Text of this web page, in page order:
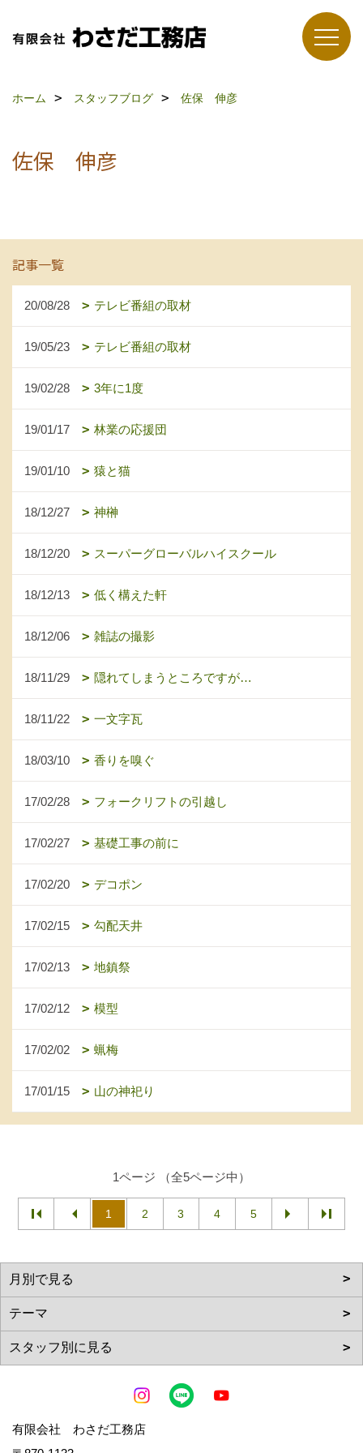
ホーム スタッフブログ 佐保 伸彦
佐保 伸彦
記事一覧
20/08/28 テレビ番組の取材
19/05/23 テレビ番組の取材
19/02/28 3年に1度
19/01/17 林業の応援団
19/01/10 猿と猫
18/12/27 神榊
18/12/20 スーパーグローバルハイスクール
18/12/13 低く構えた軒
18/12/06 雑誌の撮影
18/11/29 隠れてしまうところですが…
18/11/22 一文字瓦
18/03/10 香りを嗅ぐ
17/02/28 フォークリフトの引越し
17/02/27 基礎工事の前に
17/02/20 デコポン
17/02/15 勾配天井
17/02/13 地鎮祭
17/02/12 模型
17/02/02 蝋梅
17/01/15 山の神祀り
1ページ （全5ページ中）
1 2 3 4 5
有限会社 わさだ工務店